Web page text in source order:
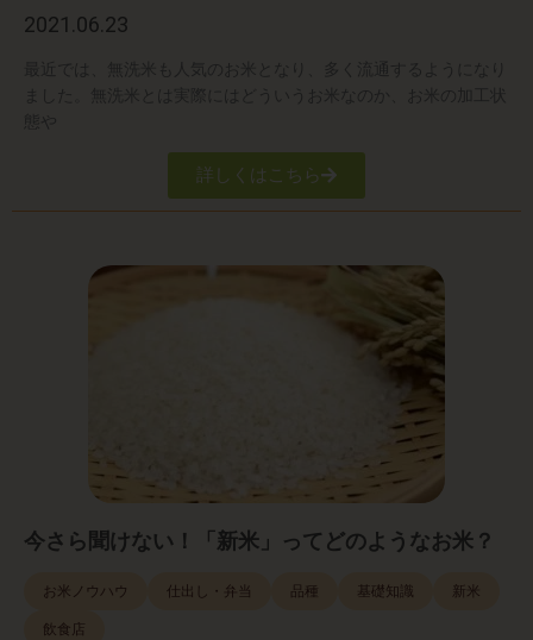
2021.06.23
詳しくはこちら
今さら聞けない！「新米」ってどのようなお米？
お米ノウハウ 仕出し・弁当 品種 基礎知識 新米
飲食店